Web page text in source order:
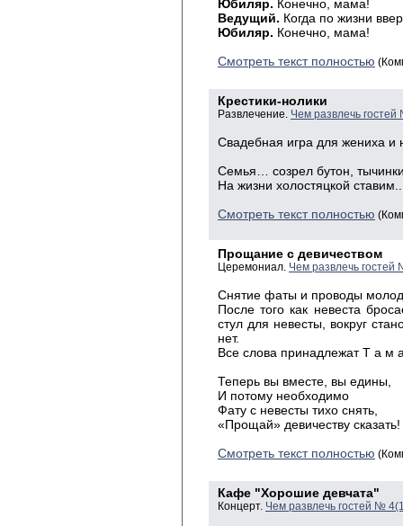
Юбиляр. Конечно, мама!
Ведущий. Когда по жизни
Юбиляр. Конечно, мама!
Смотреть текст полностью
Крестики-нолики
Развлечение. Чем развлечь
Свадебная игра для жениха и
Семья… созрел бутон,
На жизни холостяцкой
Смотреть текст полностью
Прощание с девичеством
Церемониал. Чем развлечь
Снятие фаты и проводы
После того как невеста
стул для невесты, вокруг
нет.
Все слова принадлежат Т а м
Теперь вы вместе, вы едины,
И потому необходимо
Фату с невесты тихо снять
«Прощай» девичеству сказать!
Смотреть текст полностью
Кафе "Хорошие девчата"
Концерт. Чем развлечь гостей №